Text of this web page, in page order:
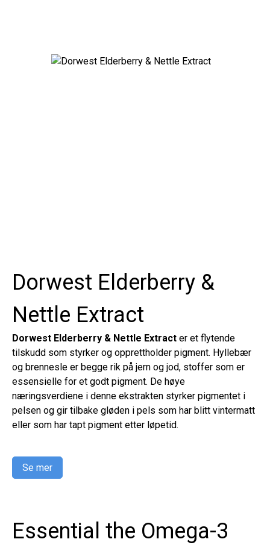
Dorwest Elderberry &
Nettle Extract
Dorwest Elderberry & Nettle Extract er et flytende
tilskudd som styrker og opprettholder pigment. Hyllebær
og brennesle er begge rik på jern og jod, stoffer som er
essensielle for et godt pigment. De høye
næringsverdiene i denne ekstrakten styrker pigmentet i
pelsen og gir tilbake gløden i pels som har blitt vintermatt
eller som har tapt pigment etter løpetid.
Se mer
Essential the Omega-3